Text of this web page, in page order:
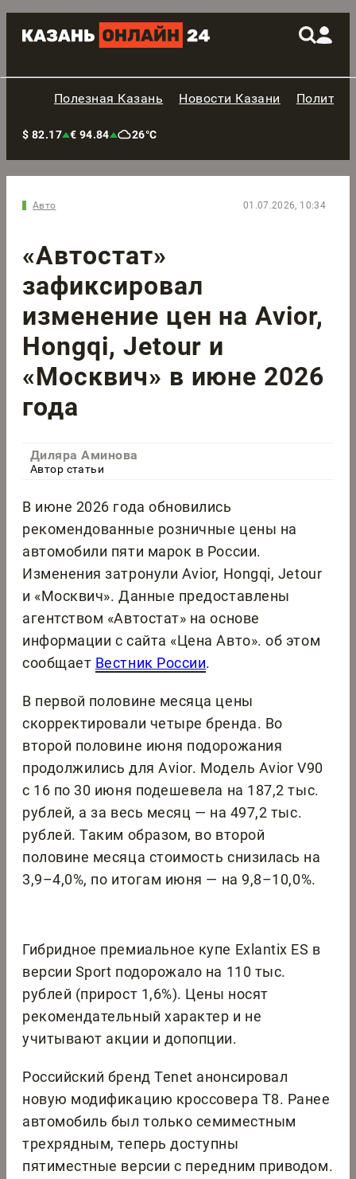
Полезная Казань Новости Казани
$ 82.17 € 94.84 26°C
Авто 01.07.2026, 10:34
«Автостат»
зафиксировал
изменение цен на Avior,
Hongqi, Jetour и
«Москвич» в июне 2026
года
Диляра Аминова
Автор статьи
В июне 2026 года обновились
рекомендованные розничные цены на
автомобили пяти марок в России.
Изменения затронули Avior, Hongqi, Jetour
и «Москвич». Данные предоставлены
агентством «Автостат» на основе
информации с сайта «Цена Авто». об этом
сообщает Вестник России.
В первой половине месяца цены
скорректировали четыре бренда. Во
второй половине июня подорожания
продолжились для Avior. Модель Avior V90
с 16 по 30 июня подешевела на 187,2 тыс.
рублей, а за весь месяц — на 497,2 тыс.
рублей. Таким образом, во второй
половине месяца стоимость снизилась на
3,9–4,0%, по итогам июня — на 9,8–10,0%.
Гибридное премиальное купе Exlantix ES в
версии Sport подорожало на 110 тыс.
рублей (прирост 1,6%). Цены носят
рекомендательный характер и не
учитывают акции и допопции.
Российский бренд Tenet анонсировал
новую модификацию кроссовера T8. Ранее
автомобиль был только семиместным
трехрядным, теперь доступны
пятиместные версии с передним приводом.